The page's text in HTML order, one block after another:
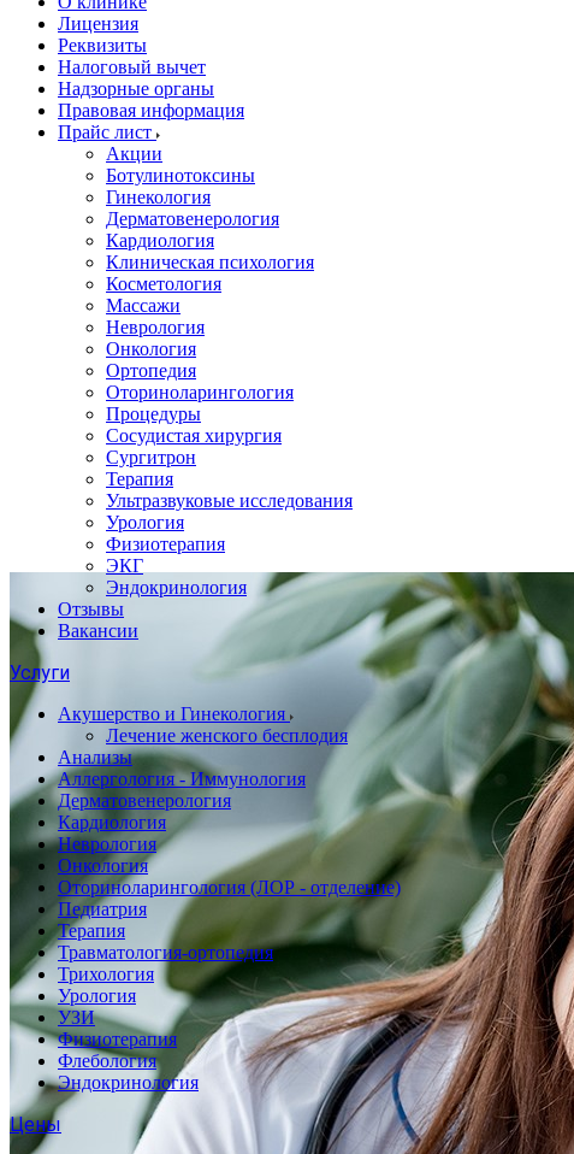
Лицензия
Реквизиты
Налоговый вычет
Надзорные органы
Правовая информация
Прайс лист
Акции
Ботулинотоксины
Гинекология
Дерматовенерология
Кардиология
Клиническая психология
Косметология
Массажи
Неврология
Онкология
Ортопедия
Оториноларингология
Процедуры
Сосудистая хирургия
Сургитрон
Терапия
Ультразвуковые исследования
Урология
Физиотерапия
ЭКГ
Эндокринология
Отзывы
Вакансии
Услуги
Акушерство и Гинекология
Лечение женского бесплодия
Анализы
Аллергология - Иммунология
Дерматовенерология
Кардиология
Неврология
Онкология
Оториноларингология (ЛОР - отделение)
Педиатрия
Терапия
Травматология-ортопедия
Трихология
Урология
УЗИ
Физиотерапия
Флебология
Эндокринология
Цены